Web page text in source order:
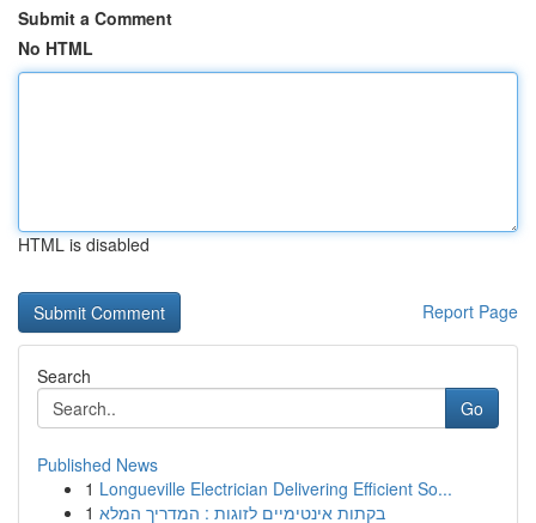
Submit a Comment
No HTML
HTML is disabled
Report Page
Search
Go
Published News
1 Longueville Electrician Delivering Efficient So...
1 בקתות אינטימיים לזוגות : המדריך המלא